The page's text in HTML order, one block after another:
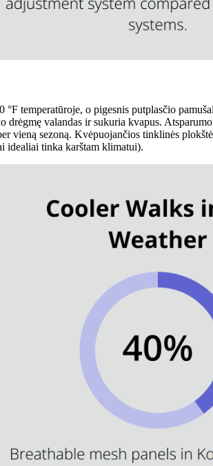
temperatūroje, o pigesnis putplasčio
valandas ir sukuria kvapus.
vieną sezoną. Kvėpuojančios tinklinės
idealiai tinka karštam klimatui).